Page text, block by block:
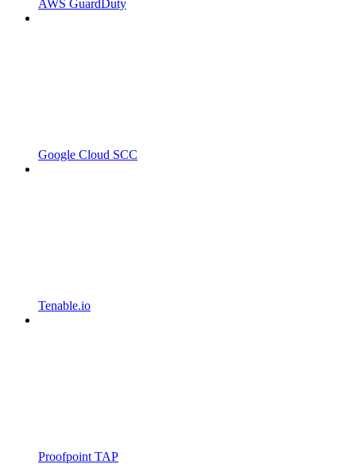
AWS GuardDuty
Google Cloud SCC
Tenable.io
Proofpoint TAP